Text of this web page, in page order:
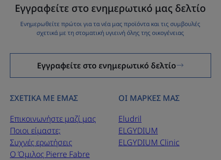
Εγγραφείτε στο ενημερωτικό μας δελτίο
Ενημερωθείτε πρώτοι για τα νέα μας προϊόντα και τις συμβουλές
σχετικά με τη στοματική υγιεινή όλης της οικογένειας
Εγγραφείτε στο ενημερωτικό δελτίο
ΣΧΕΤΙΚΑ ΜΕ ΕΜΑΣ
Επικοινωνήστε μαζί μας
Ποιοι είμαστε;
Συχνές ερωτήσεις
Ο Όμιλος Pierre Fabre
ΟΙ ΜΑΡΚΕΣ ΜΑΣ
Eludril
ELGYDIUM
ELGYDIUM Clinic